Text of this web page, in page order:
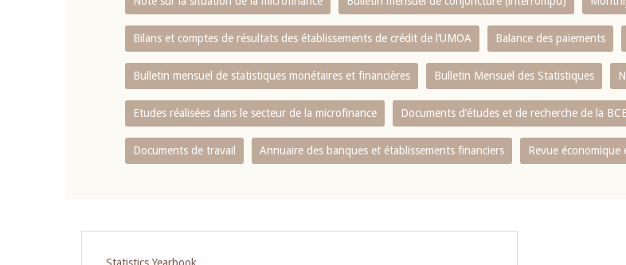
Bilans et comptes de résultats des établissements de crédit de l‘UMOA Balance des paiements
Bulletin mensuel de statistiques monétaires et financières Bulletin Mensuel des Statistiques
Etudes réalisées dans le secteur de la microfinance Documents d’études et de recherche de la
Documents de travail Annuaire des banques et établissements financiers Revue économique